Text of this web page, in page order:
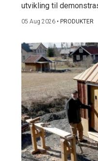
utvikling til
05 Aug 2026 • PRODUKTER